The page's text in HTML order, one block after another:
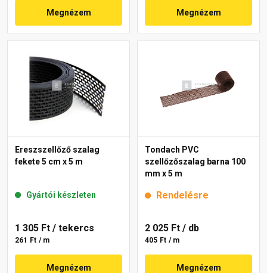
Megnézem Megnézem
Ereszszellőző szalag
fekete 5 cm x 5 m
Gyártói készleten
1 305 Ft / tekercs
261 Ft / m
Megnézem
Tondach PVC
szellőzőszalag barna 100
mm x 5 m
Rendelésre
2 025 Ft / db
405 Ft / m
Megnézem